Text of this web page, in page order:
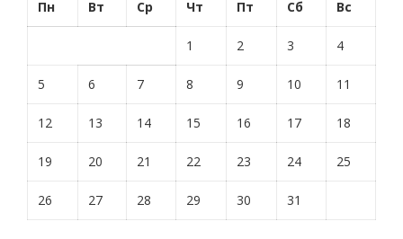
Пн Вт Ср Чт Пт Сб Вс
1 2 3 4
5 6 7 8 9 10 11
12 13 14 15 16 17 18
19 20 21 22 23 24 25
26 27 28 29 30 31